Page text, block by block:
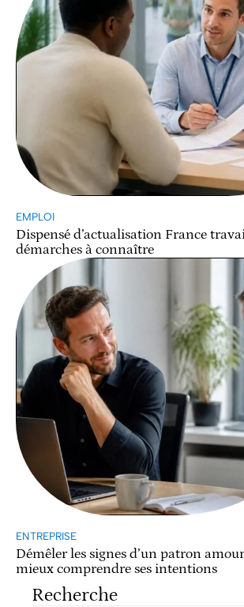
EMPLOI
Dispensé d’actualisation France
démarches à connaître
ENTREPRISE
Démêler les signes d’un patron
mieux comprendre ses intentions
Recherche